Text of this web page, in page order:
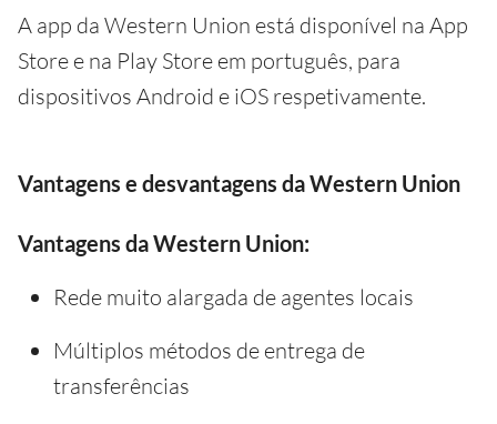
A app da Western Union está disponível na App
Store e na Play Store em português, para
dispositivos Android e iOS respetivamente.
Vantagens e desvantagens da Western Union
Vantagens da Western Union:
Rede muito alargada de agentes locais
Múltiplos métodos de entrega de
transferências